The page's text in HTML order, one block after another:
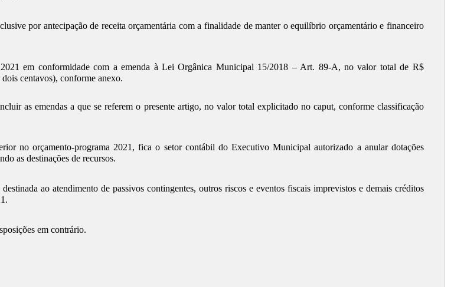
por antecipação de receita orçamentária com a finalidade de manter o equilíbrio orçamentário e financeiro
2021 em conformidade com a emenda à Lei Orgânica Municipal 15/2018 – Art. 89-A, no valor total de R$
centavos), conforme anexo.
as emendas a que se referem o presente artigo, no valor total explicitado no caput, conforme classificação
no orçamento-programa 2021, fica o setor contábil do Executivo Municipal autorizado a anular dotações
as destinações de recursos.
ao atendimento de passivos contingentes, outros riscos e eventos fiscais imprevistos e demais créditos
em contrário.